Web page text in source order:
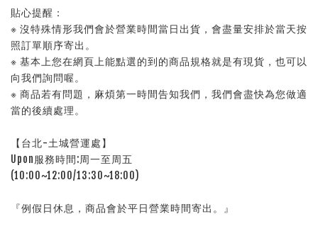
貼心提醒：
※ 沒特殊情形我們會於營業時間當日出貨，會盡量安排於當天按
照訂單順序寄出。
※ 基本上您在網頁上能點選的到的商品規格就是有現貨，也可以
向我們詢問喔。
※ 商品若有問題，麻煩第一時間告知我們，我們會盡快為您做適
當的後續處理。
【台北-土城營運處】
Upon服務時間:周一至周五
(10:00~12:00/13:30~18:00)
『例假日休息，商品會於平日營業時間寄出。』